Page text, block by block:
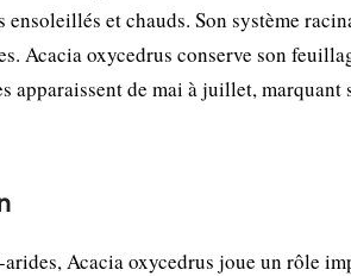
et chauds. Son système
Acacia oxycedrus conserve son
apparaissent de mai à juillet,
Acacia oxycedrus joue un rôle